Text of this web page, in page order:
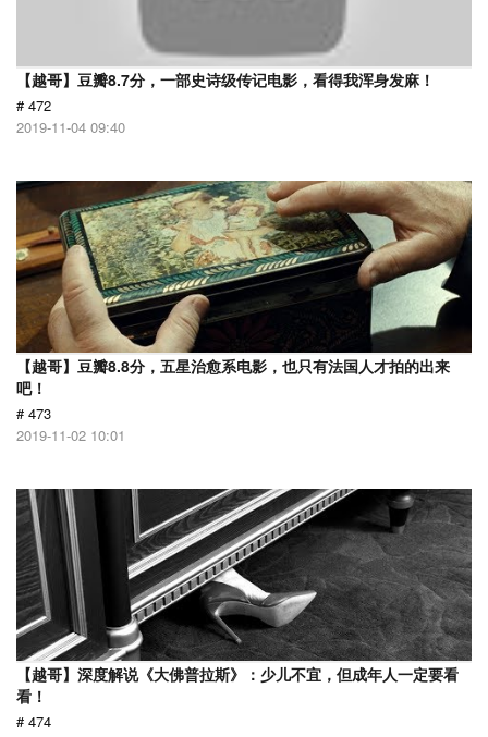
【越哥】豆瓣8.7分，一部史诗级传记电影，看得我浑身发麻！
# 472
2019-11-04 09:40
【越哥】豆瓣8.8分，五星治愈系电影，也只有法国人才拍的出来
吧！
# 473
2019-11-02 10:01
【越哥】深度解说《大佛普拉斯》：少儿不宜，但成年人一定要看
看！
# 474